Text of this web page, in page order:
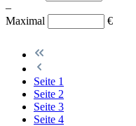
–
Maximal
€
Seite 1
Seite 2
Seite 3
Seite 4